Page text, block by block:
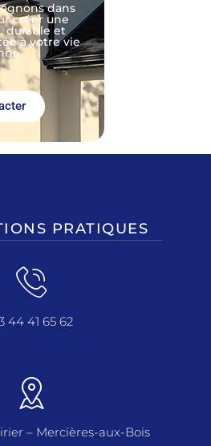
dans
créer une
durable et
à votre vie
PRATIQUES
44 41 65 62
– Mercières-aux-Bois